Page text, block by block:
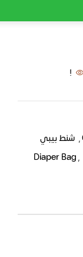
, شنط بيبي
Diaper Bag,